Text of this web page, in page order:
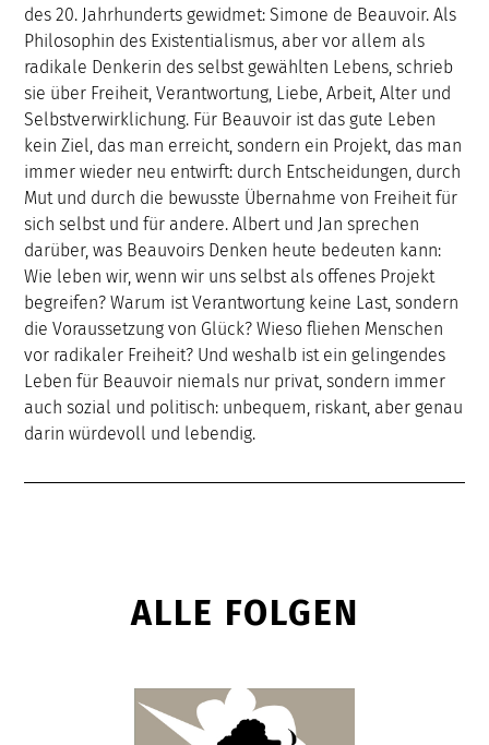
des 20. Jahrhunderts gewidmet: Simone de Beauvoir. Als
Philosophin des Existentialismus, aber vor allem als
radikale Denkerin des selbst gewählten Lebens, schrieb
sie über Freiheit, Verantwortung, Liebe, Arbeit, Alter und
Selbstverwirklichung. Für Beauvoir ist das gute Leben
kein Ziel, das man erreicht, sondern ein Projekt, das man
immer wieder neu entwirft: durch Entscheidungen, durch
Mut und durch die bewusste Übernahme von Freiheit für
sich selbst und für andere. Albert und Jan sprechen
darüber, was Beauvoirs Denken heute bedeuten kann:
Wie leben wir, wenn wir uns selbst als offenes Projekt
begreifen? Warum ist Verantwortung keine Last, sondern
die Voraussetzung von Glück? Wieso fliehen Menschen
vor radikaler Freiheit? Und weshalb ist ein gelingendes
Leben für Beauvoir niemals nur privat, sondern immer
auch sozial und politisch: unbequem, riskant, aber genau
darin würdevoll und lebendig.
ALLE FOLGEN